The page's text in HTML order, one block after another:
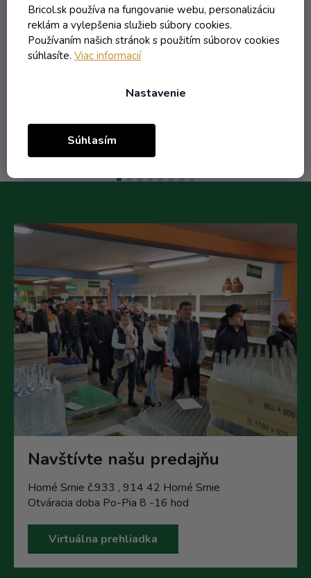
Bricol.sk používa na fungovanie webu, personalizáciu
reklám a vylepšenia služieb súbory cookies.
Používaním našich stránok s použitím súborov cookies
súhlasíte. Viac informacií
Nastavenie
Súhlasím
1,07 € vrátane DPH
Navštívte našu predajňu
Horné Srnie č.933 , 914 42 Horné Srnie
Otváracia doba Po-Pia 8 -16 hod
Virtuálna prehliadka